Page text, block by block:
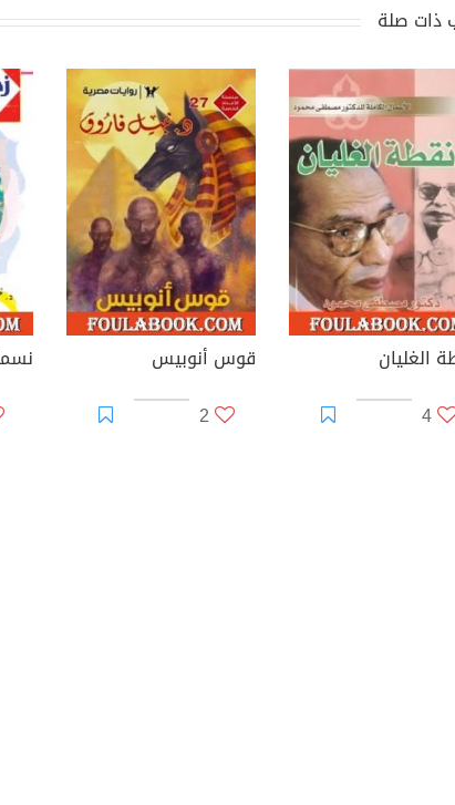
ذات صلة
الغليان
4
قوس أنوبيس
2